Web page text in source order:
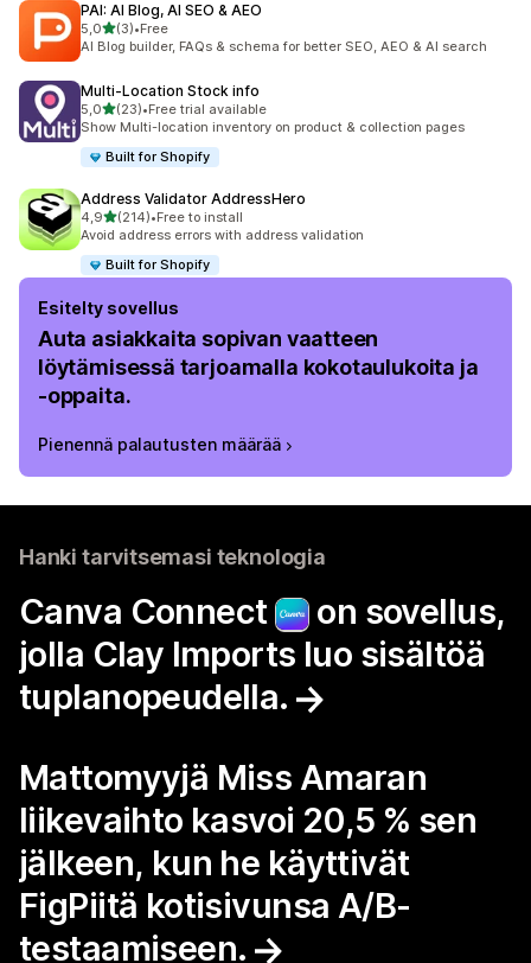
PAI: AI Blog, AI SEO & AEO
5,0/ 5 tähteä
(3)
3 arvostelua yhteensä
•Free
AI Blog builder, FAQs & schema for better SEO, AEO & AI search
Multi‑Location Stock info
5,0/ 5 tähteä
(23)
23 arvostelua yhteensä
•Free trial available
Show Multi-location inventory on product & collection pages
Built for Shopify
Address Validator AddressHero
4,9/ 5 tähteä
(214)
214 arvostelua yhteensä
•Free to install
Avoid address errors with address validation
Built for Shopify
Esitelty sovellus
Auta asiakkaita sopivan vaatteen
löytämisessä tarjoamalla kokotaulukoita ja
‑oppaita.
Pienennä palautusten määrää
Hanki tarvitsemasi teknologia
Canva Connect
on sovellus,
jolla Clay Imports luo sisältöä
tuplanopeudella.
Mattomyyjä Miss Amaran
liikevaihto kasvoi 20,5 % sen
jälkeen, kun he käyttivät
FigPiitä kotisivunsa A/B-
testaamiseen.